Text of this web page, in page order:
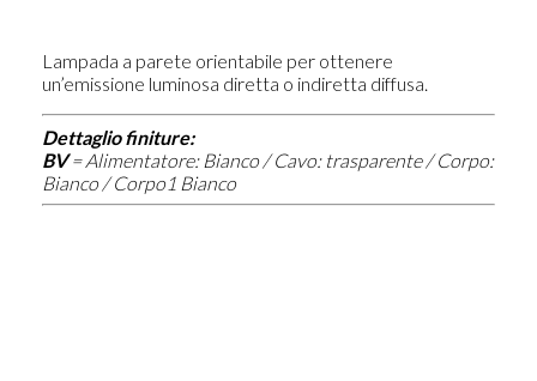
Lampada a parete orientabile per ottenere
un’emissione luminosa diretta o indiretta diffusa.
Dettaglio finiture:
BV=Alimentatore: Bianco / Cavo: trasparente / Corpo:
Bianco / Corpo1 Bianco